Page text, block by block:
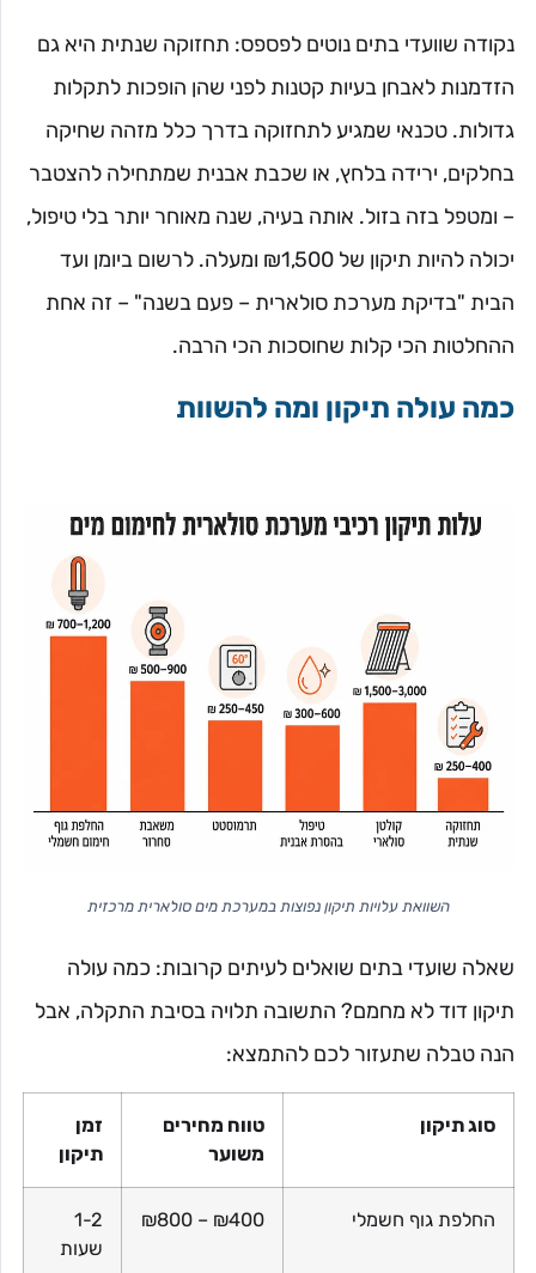
נקודה שוועדי בתים נוטים לפספס: תחזוקה שנתית היא גם
הזדמנות לאבחן בעיות קטנות לפני שהן הופכות לתקלות
גדולות. טכנאי שמגיע לתחזוקה בדרך כלל מזהה שחיקה
בחלקים, ירידה בלחץ, או שכבת אבנית שמתחילה להצטבר
– ומטפל בזה בזול. אותה בעיה, שנה מאוחר יותר בלי טיפול,
יכולה להיות תיקון של ₪1,500 ומעלה. לרשום ביומן ועד
הבית "בדיקת מערכת סולארית – פעם בשנה" – זה אחת
ההחלטות הכי קלות שחוסכות הכי הרבה.
כמה עולה תיקון ומה להשוות
השוואת עלויות תיקון נפוצות במערכת מים סולארית מרכזית
שאלה שועדי בתים שואלים לעיתים קרובות: כמה עולה
תיקון דוד לא מחמם? התשובה תלויה בסיבת התקלה, אבל
הנה טבלה שתעזור לכם להתמצא:
סוג תיקון
טווח מחירים
משוער
זמן
תיקון
החלפת גוף חשמלי ₪400 – ₪800
1-2
שעות